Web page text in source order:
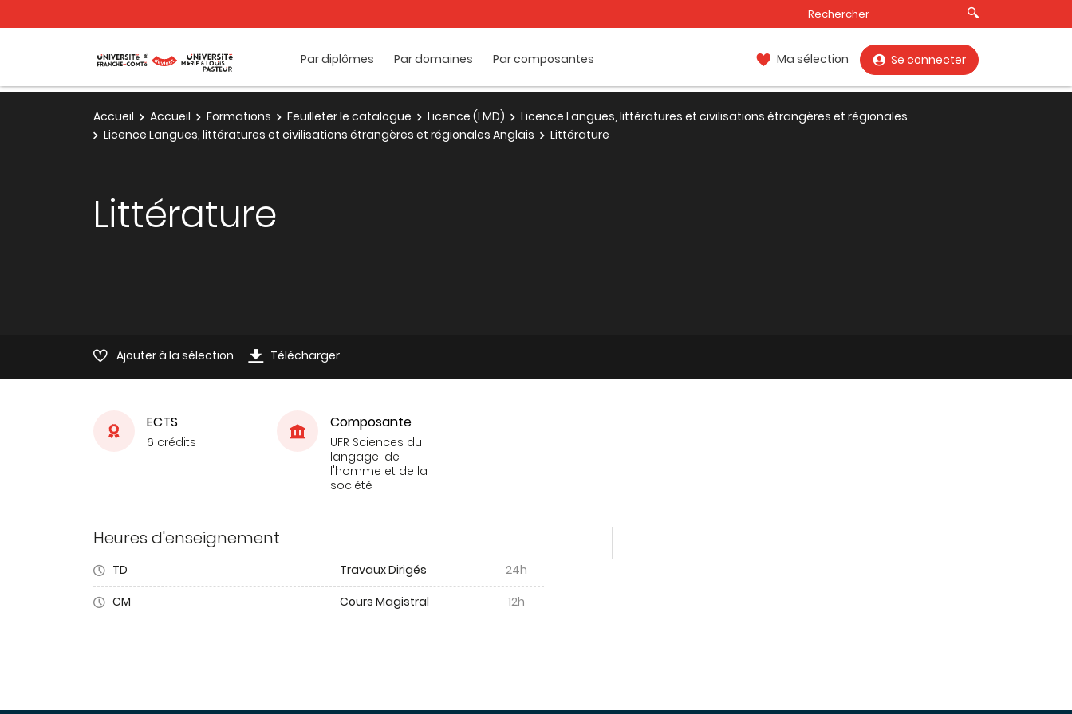
Par diplômes Par domaines Par composantes Ma sélection Se connecter
Accueil Accueil Formations Feuilleter le catalogue Licence (LMD)
Licence Langues, littératures et civilisations étrangères et régionales
Licence Langues, littératures et civilisations étrangères et régionales Anglais
Littérature
Littérature
Ajouter à la sélection Télécharger
ECTS
6 crédits
Composante
UFR Sciences du
langage, de
l'homme et de la
société
Heures d'enseignement
TD Travaux Dirigés
24h
CM
Cours Magistral 12h